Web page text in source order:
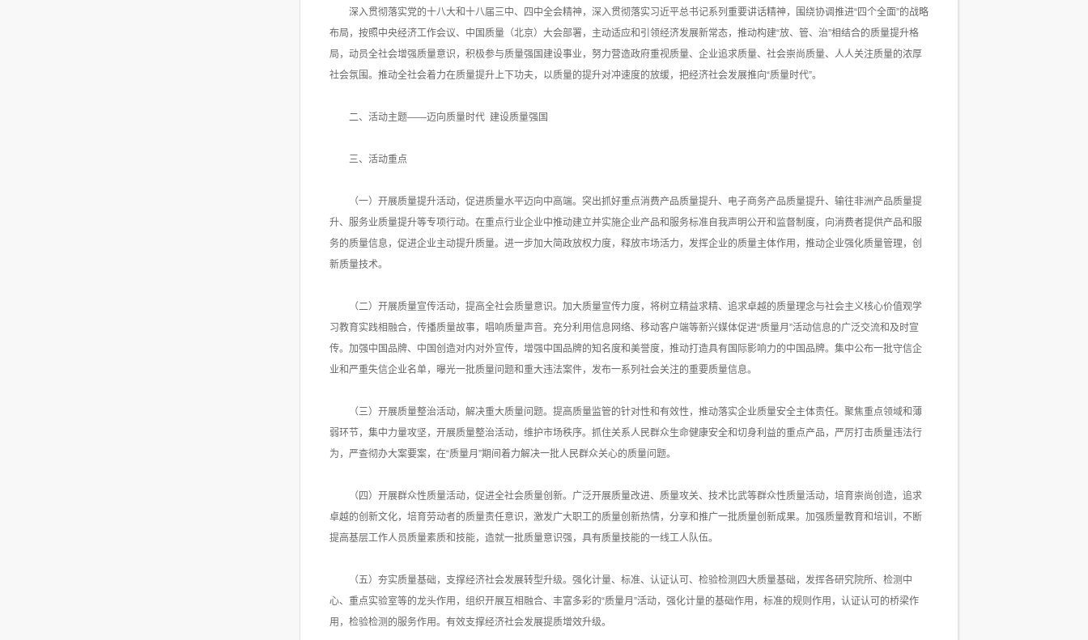
深入贯彻落实党的十八大和十八届三中、四中全会精神，深入贯彻落实习近平总书记系列重要讲话精神，围绕协调推进“四个全面”的战略
布局，按照中央经济工作会议、中国质量（北京）大会部署，主动适应和引领经济发展新常态，推动构建“放、管、治”相结合的质量提升格
局，动员全社会增强质量意识，积极参与质量强国建设事业，努力营造政府重视质量、企业追求质量、社会崇尚质量、人人关注质量的浓厚
社会氛围。推动全社会着力在质量提升上下功夫，以质量的提升对冲速度的放缓，把经济社会发展推向“质量时代”。
二、活动主题——迈向质量时代 建设质量强国
三、活动重点
（一）开展质量提升活动，促进质量水平迈向中高端。突出抓好重点消费产品质量提升、电子商务产品质量提升、输往非洲产品质量提
升、服务业质量提升等专项行动。在重点行业企业中推动建立并实施企业产品和服务标准自我声明公开和监督制度，向消费者提供产品和服
务的质量信息，促进企业主动提升质量。进一步加大简政放权力度，释放市场活力，发挥企业的质量主体作用，推动企业强化质量管理，创
新质量技术。
（二）开展质量宣传活动，提高全社会质量意识。加大质量宣传力度，将树立精益求精、追求卓越的质量理念与社会主义核心价值观学
习教育实践相融合，传播质量故事，唱响质量声音。充分利用信息网络、移动客户端等新兴媒体促进“质量月”活动信息的广泛交流和及时宣
传。加强中国品牌、中国创造对内对外宣传，增强中国品牌的知名度和美誉度，推动打造具有国际影响力的中国品牌。集中公布一批守信企
业和严重失信企业名单，曝光一批质量问题和重大违法案件，发布一系列社会关注的重要质量信息。
（三）开展质量整治活动，解决重大质量问题。提高质量监管的针对性和有效性，推动落实企业质量安全主体责任。聚焦重点领域和薄
弱环节，集中力量攻坚，开展质量整治活动，维护市场秩序。抓住关系人民群众生命健康安全和切身利益的重点产品，严厉打击质量违法行
为，严查彻办大案要案，在“质量月”期间着力解决一批人民群众关心的质量问题。
（四）开展群众性质量活动，促进全社会质量创新。广泛开展质量改进、质量攻关、技术比武等群众性质量活动，培育崇尚创造，追求
卓越的创新文化，培育劳动者的质量责任意识，激发广大职工的质量创新热情，分享和推广一批质量创新成果。加强质量教育和培训，不断
提高基层工作人员质量素质和技能，造就一批质量意识强，具有质量技能的一线工人队伍。
（五）夯实质量基础，支撑经济社会发展转型升级。强化计量、标准、认证认可、检验检测四大质量基础，发挥各研究院所、检测中
心、重点实验室等的龙头作用，组织开展互相融合、丰富多彩的“质量月”活动，强化计量的基础作用，标准的规则作用，认证认可的桥梁作
用，检验检测的服务作用。有效支撑经济社会发展提质增效升级。